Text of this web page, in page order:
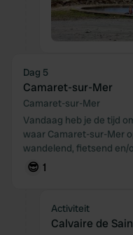
Dag 5
Camaret-sur-Mer
Camaret-sur-Mer
Vandaag heb je de tijd
waar Camaret-sur-Mer
wandelend, fietsend en/
😎 1
Activiteit
Calvaire de